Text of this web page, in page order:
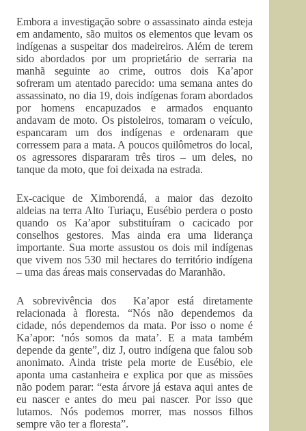
Embora a investigação sobre o assassinato ainda esteja
em andamento, são muitos os elementos que levam os
indígenas a suspeitar dos madeireiros. Além de terem
sido abordados por um proprietário de serraria na
manhã seguinte ao crime, outros dois Ka’apor
sofreram um atentado parecido: uma semana antes do
assassinato, no dia 19, dois indígenas foram abordados
por homens encapuzados e armados enquanto
andavam de moto. Os pistoleiros, tomaram o veículo,
espancaram um dos indígenas e ordenaram que
corressem para a mata. A poucos quilômetros do local,
os agressores dispararam três tiros – um deles, no
tanque da moto, que foi deixada na estrada.
Ex-cacique de Ximborendá, a maior das dezoito
aldeias na terra Alto Turiaçu, Eusébio perdera o posto
quando os Ka’apor substituíram o cacicado por
conselhos gestores. Mas ainda era uma liderança
importante. Sua morte assustou os dois mil indígenas
que vivem nos 530 mil hectares do território indígena
– uma das áreas mais conservadas do Maranhão.
A sobrevivência dos Ka’apor está diretamente
relacionada à floresta. “Nós não dependemos da
cidade, nós dependemos da mata. Por isso o nome é
Ka’apor: ‘nós somos da mata’. E a mata também
depende da gente”, diz J, outro indígena que falou sob
anonimato. Ainda triste pela morte de Eusébio, ele
aponta uma castanheira e explica por que as missões
não podem parar: “esta árvore já estava aqui antes de
eu nascer e antes do meu pai nascer. Por isso que
lutamos. Nós podemos morrer, mas nossos filhos
sempre vão ter a floresta”.